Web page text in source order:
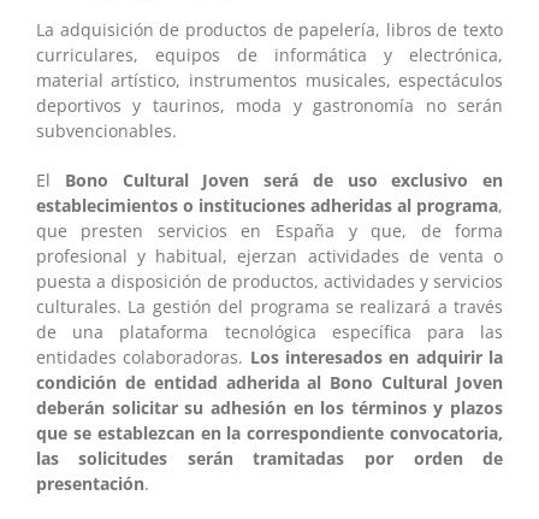
La adquisición de productos de papelería, libros de texto
curriculares, equipos de informática y electrónica,
material artístico, instrumentos musicales, espectáculos
deportivos y taurinos, moda y gastronomía no serán
subvencionables.
El Bono Cultural Joven será de uso exclusivo en
establecimientos o instituciones adheridas al programa,
que presten servicios en España y que, de forma
profesional y habitual, ejerzan actividades de venta o
puesta a disposición de productos, actividades y servicios
culturales. La gestión del programa se realizará a través
de una plataforma tecnológica específica para las
entidades colaboradoras. Los interesados en adquirir la
condición de entidad adherida al Bono Cultural Joven
deberán solicitar su adhesión en los términos y plazos
que se establezcan en la correspondiente convocatoria,
las solicitudes serán tramitadas por orden de
presentación.